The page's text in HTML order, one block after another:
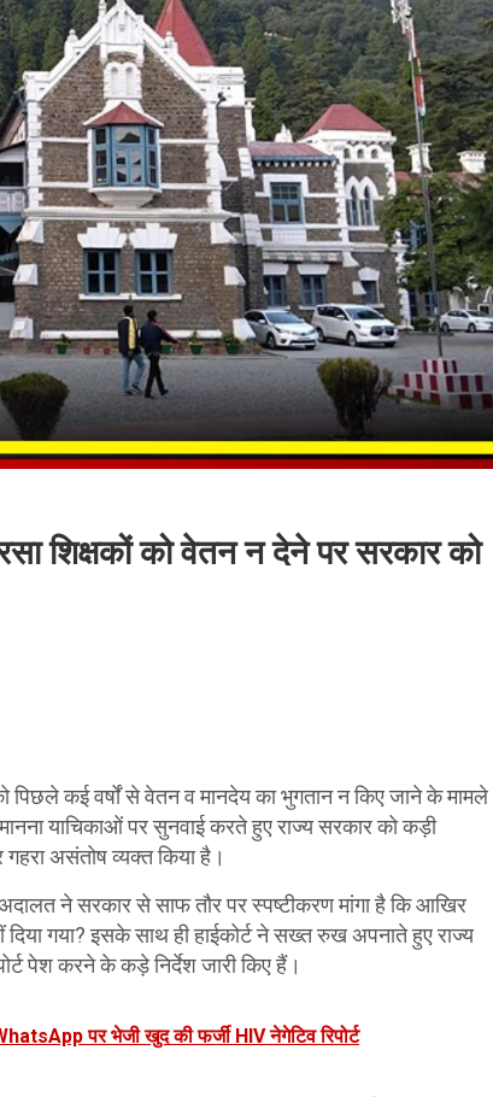
शिक्षकों को वेतन न देने पर सरकार को
पिछले कई वर्षों से वेतन व मानदेय का भुगतान न किए जाने के मामले
याचिकाओं पर सुनवाई करते हुए राज्य सरकार को कड़ी
असंतोष व्यक्त किया है।
ने सरकार से साफ तौर पर स्पष्टीकरण मांगा है कि आखिर
गया? इसके साथ ही हाईकोर्ट ने सख्त रुख अपनाते हुए राज्य
पेश करने के कड़े निर्देश जारी किए हैं।
पर भेजी खुद की फर्जी HIV नेगेटिव रिपोर्ट